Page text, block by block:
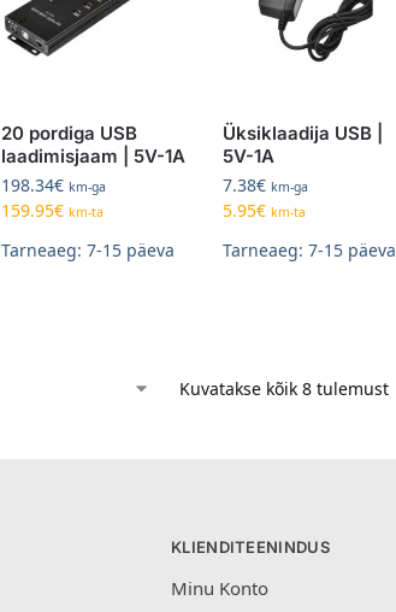
20 pordiga USB
laadimisjaam | 5V-1A
198.34€ km-ga
159.95€ km-ta
Tarneaeg: 7-15 päeva
Üksiklaadija USB |
5V-1A
7.38€ km-ga
5.95€ km-ta
Tarneaeg: 7-15 päeva
Kuvatakse kõik 8 tulemust
KLIENDITEENINDUS
Minu Konto